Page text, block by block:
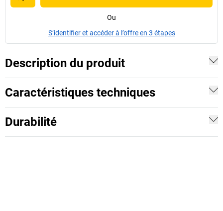
Ou
S’identifier et accéder à l’offre en 3 étapes
Description du produit
Caractéristiques techniques
Durabilité